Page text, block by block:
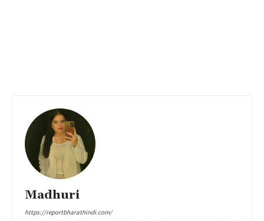
Madhuri
https://reportbharathindi.com/